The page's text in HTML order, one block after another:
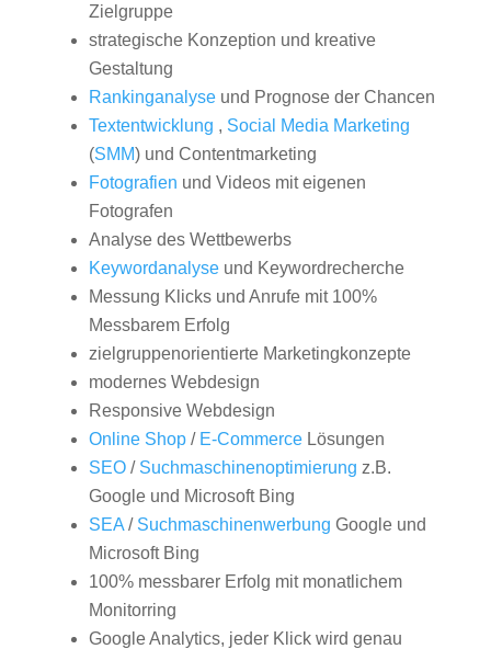
Zielgruppe
strategische Konzeption und kreative
Gestaltung
Rankinganalyseund Prognose der Chancen
Textentwicklung , Social Media Marketing
(SMM) und Contentmarketing
Fotografien und Videos mit eigenen
Fotografen
Analyse des Wettbewerbs
Keywordanalyseund Keywordrecherche
Messung Klicks und Anrufe mit 100%
Messbarem Erfolg
zielgruppenorientierte Marketingkonzepte
modernes Webdesign
Responsive Webdesign
Online Shop/ E-CommerceLösungen
SEO/ Suchmaschinenoptimierung z.B.
Google und Microsoft Bing
SEA/ Suchmaschinenwerbung Google und
Microsoft Bing
100% messbarer Erfolg mit monatlichem
Monitorring
Google Analytics, jeder Klick wird genau